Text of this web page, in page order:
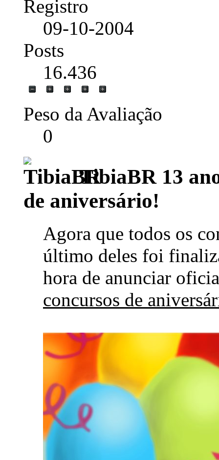
Registro
09-10-2004
Posts
16.436
Peso da Avaliação
0
TibiaBR 13
de aniversário!
Agora que todos os
último deles foi
hora de anunciar
concursos de